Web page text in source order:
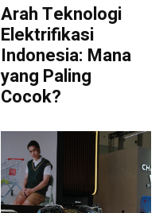
Arah Teknologi
Elektrifikasi
Indonesia: Mana
yang Paling
Cocok?